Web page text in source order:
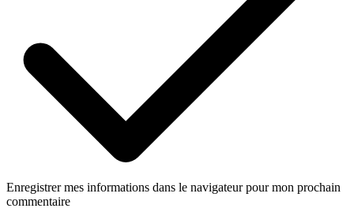
Enregistrer mes informations dans le navigateur pour mon prochain
commentaire